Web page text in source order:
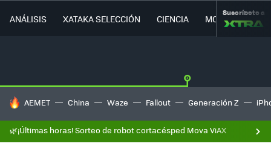
ANÁLISIS XATAKA SELECCIÓN CIENCIA MOVILIDAD
Suscríbete a
HOY SE HABLA DE
AEMET China Waze Fallout Generación Z
🌿¡Últimas horas! Sorteo de robot cortacésped Mova ViAX